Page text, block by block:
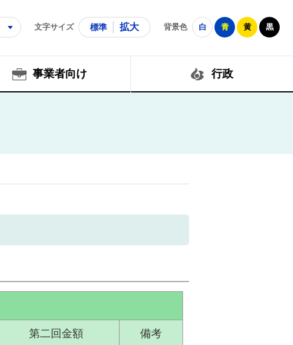
文字サイズ 標準 拡大 背景色 白 青 黄 黒
事業者向け 行政
第二回金額 備考